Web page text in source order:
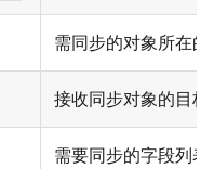
需同步的对象所在
接收同步对象的目
需要同步的字段列表